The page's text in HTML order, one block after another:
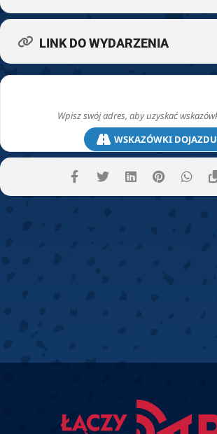
LINK DO WYDARZENIA
WSKAZÓWKI DOJAZDU